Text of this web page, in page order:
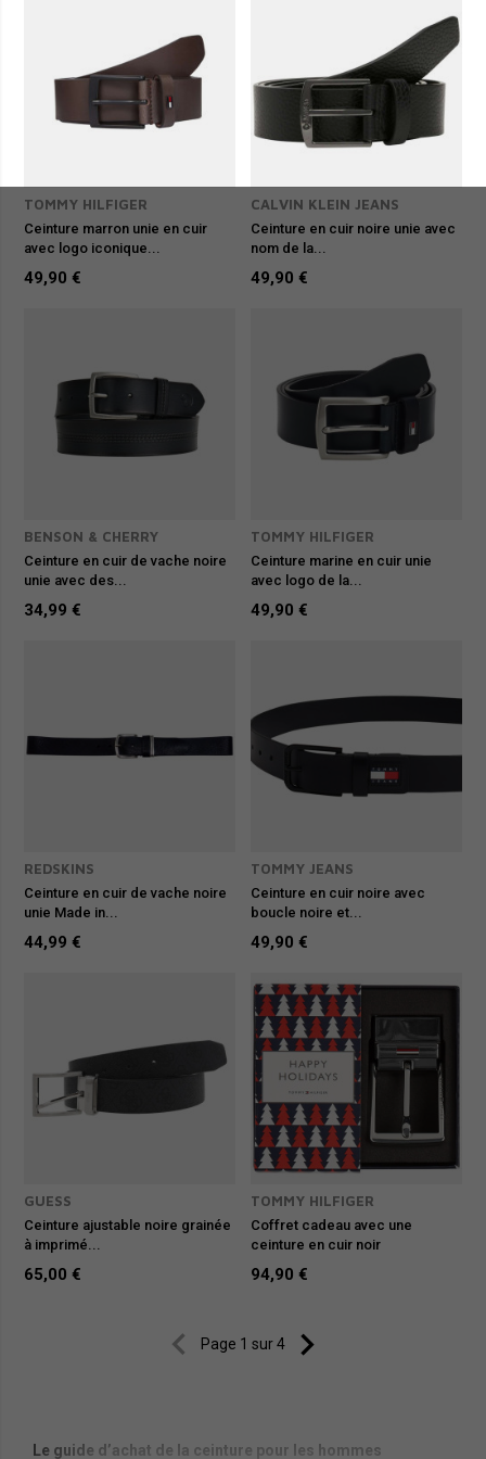
TOMMY HILFIGER
Ceinture marron unie en cuir
avec logo iconique...
49,90 €
CALVIN KLEIN JEANS
Ceinture en cuir noire unie avec
nom de la...
49,90 €
BENSON & CHERRY
Ceinture en cuir de vache noire
unie avec des...
34,99 €
TOMMY HILFIGER
Ceinture marine en cuir unie
avec logo de la...
49,90 €
REDSKINS
Ceinture en cuir de vache noire
unie Made in...
44,99 €
TOMMY JEANS
Ceinture en cuir noire avec
boucle noire et...
49,90 €
GUESS
Ceinture ajustable noire grainée
à imprimé...
65,00 €
TOMMY HILFIGER
Coffret cadeau avec une
ceinture en cuir noir
94,90 €
 Page 1 sur 4 
Le guide d’achat de la ceinture pour les hommes